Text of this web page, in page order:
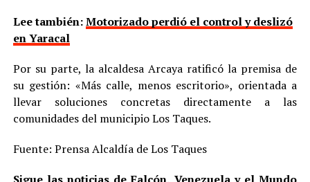
Lee también:Motorizado perdió el control y deslizó
en Yaracal
Por su parte, la alcaldesa Arcaya ratificó la premisa de
su gestión: «Más calle, menos escritorio», orientada a
llevar soluciones concretas directamente a las
comunidades del municipio Los Taques.
Fuente: Prensa Alcaldía de Los Taques